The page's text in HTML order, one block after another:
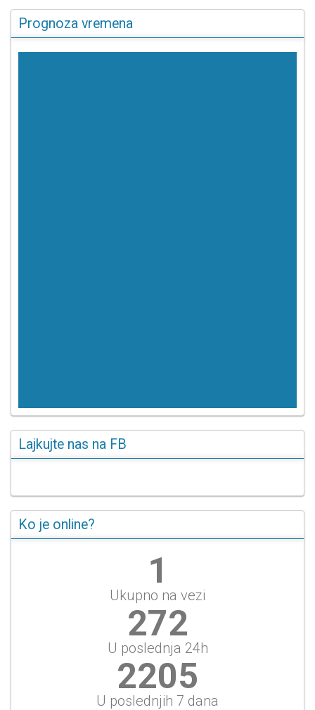
Prognoza vremena
Lajkujte nas na FB
Ko je online?
1
Ukupno na vezi
314
U poslednja 24h
2544
U poslednjih 7 dana